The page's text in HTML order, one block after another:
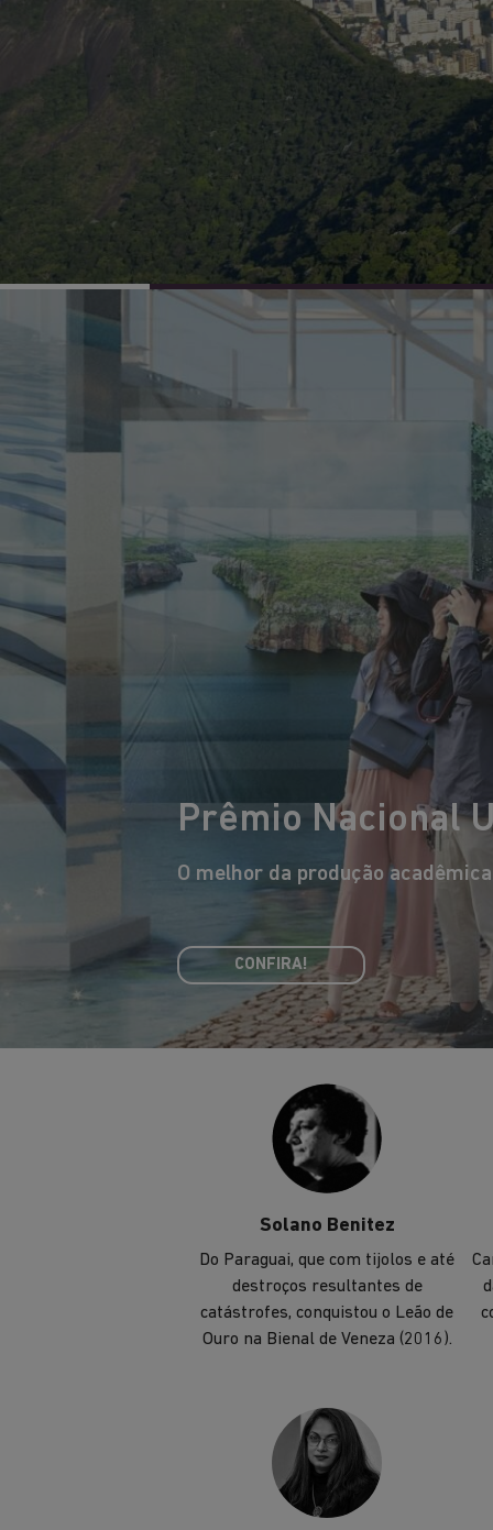
Prêmio Nacional
O melhor da produção
CONFIRA!
da qualidade de vida e para um
TODOS OS
UM SÓ MUNDO.
ARQUITETURA 21
Eduardo Souto de Moura
O arquiteto português mais
premiado internacionalmente,
também vencedor do Prêmio
Pritzker (2011).
Solano Benitez
Do Paraguai, que com tijolos e até
destroços resultantes de
catástrofes, conquistou o Leão de
Ouro na Bienal de Veneza (2016).